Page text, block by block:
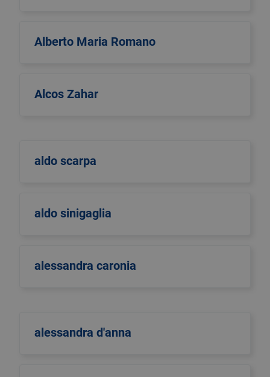
Alberto Maria Romano
Alcos Zahar
aldo scarpa
aldo sinigaglia
alessandra caronia
alessandra d'anna